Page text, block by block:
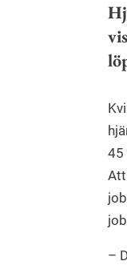
45
–